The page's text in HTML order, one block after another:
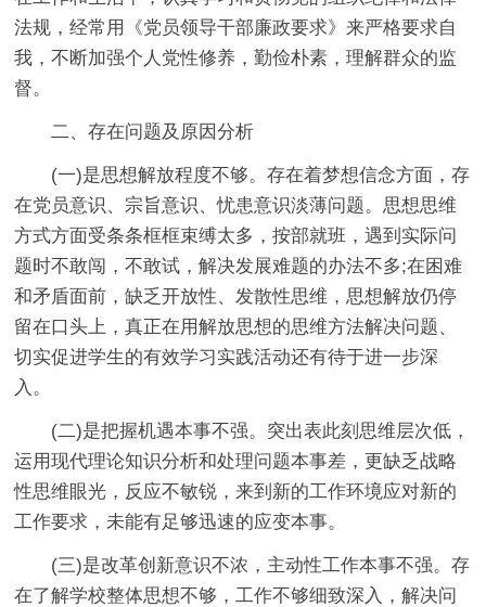
法规，经常用《党员领导干部廉政要求》来严格要求自
我，不断加强个人党性修养，勤俭朴素，理解群众的监
督。
二、存在问题及原因分析
(一)是思想解放程度不够。存在着梦想信念方面，存
在党员意识、宗旨意识、忧患意识淡薄问题。思想思维
方式方面受条条框框束缚太多，按部就班，遇到实际问
题时不敢闯，不敢试，解决发展难题的办法不多;在困难
和矛盾面前，缺乏开放性、发散性思维，思想解放仍停
留在口头上，真正在用解放思想的思维方法解决问题、
切实促进学生的有效学习实践活动还有待于进一步深
入。
(二)是把握机遇本事不强。突出表此刻思维层次低，
运用现代理论知识分析和处理问题本事差，更缺乏战略
性思维眼光，反应不敏锐，来到新的工作环境应对新的
工作要求，未能有足够迅速的应变本事。
(三)是改革创新意识不浓，主动性工作本事不强。存
在了解学校整体思想不够，工作不够细致深入，解决问